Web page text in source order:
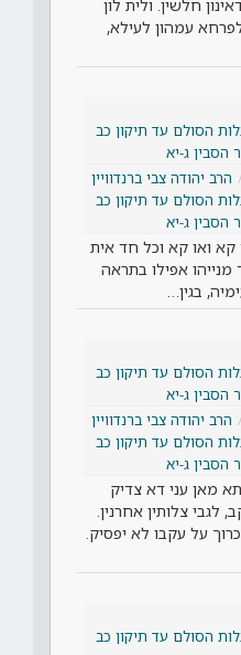
חלשין. ולית לון
עמהון לעילא,
הסולם עד תיקון כב
הסבין ג-יא
הרב יהודה צבי ברנדוויין
הסולם עד תיקון כב
הסבין ג-יא
קא ואו קא וכל חד אית
אפילו בתראה
בגין…
הסולם עד תיקון כב
הסבין ג-יא
הרב יהודה צבי ברנדוויין
הסולם עד תיקון כב
הסבין ג-יא
מאן עני דא צדיק
לגבי צלותין אחרנין.
על עקבו לא יפסיק.
הסולם עד תיקון כב